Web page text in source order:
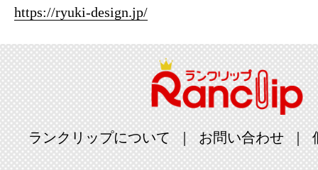
https://ryuki-design.jp/
ランクリップについて お問い合わせ